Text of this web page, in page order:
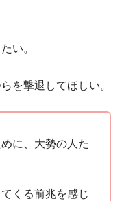
い。
を撃退してほしい。
に、大勢の人た
くる前兆を感じ